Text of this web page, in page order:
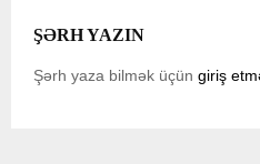
ŞƏRH YAZIN
Şərh yaza bilmək üçün giriş